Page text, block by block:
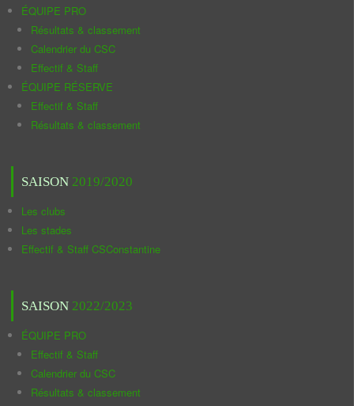
ÉQUIPE PRO
Résultats & classement
Calendrier du CSC
Effectif & Staff
ÉQUIPE RÉSERVE
Effectif & Staff
Résultats & classement
SAISON 2019/2020
Les clubs
Les stades
Effectif & Staff CSConstantine
SAISON 2022/2023
ÉQUIPE PRO
Effectif & Staff
Calendrier du CSC
Résultats & classement